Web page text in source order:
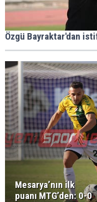
Özgü Bayraktar'dan
Mesarya’nın ilk
puanı MTG’den: 0-0